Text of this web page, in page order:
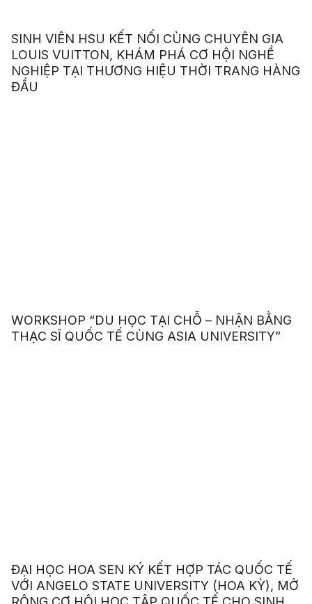
SINH VIÊN HSU KẾT NỐI CÙNG CHUYÊN GIA
LOUIS VUITTON, KHÁM PHÁ CƠ HỘI NGHỀ
NGHIỆP TẠI THƯƠNG HIỆU THỜI TRANG HÀNG
ĐẦU
WORKSHOP “DU HỌC TẠI CHỖ – NHẬN BẰNG
THẠC SĨ QUỐC TẾ CÙNG ASIA UNIVERSITY”
ĐẠI HỌC HOA SEN KÝ KẾT HỢP TÁC QUỐC TẾ
VỚI ANGELO STATE UNIVERSITY (HOA KỲ), MỞ